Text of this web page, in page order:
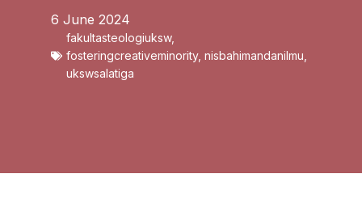
6 June 2024
fakultasteologiuksw,
fosteringcreativeminority, nisbahimandanilmu
ukswsalatiga